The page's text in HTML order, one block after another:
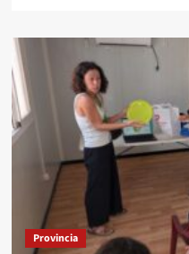
Provincia